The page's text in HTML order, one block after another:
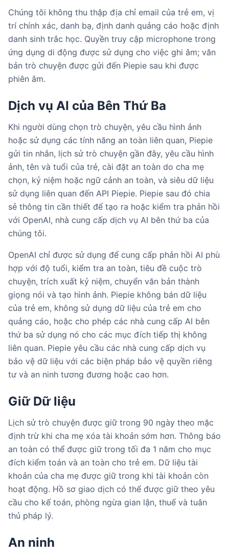
Chúng tôi không thu thập địa chỉ email của trẻ em, vị
trí chính xác, danh bạ, định danh quảng cáo hoặc định
danh sinh trắc học. Quyền truy cập microphone trong
ứng dụng di động được sử dụng cho việc ghi âm; văn
bản trò chuyện được gửi đến Piepie sau khi được
phiên âm.
Dịch vụ AI của Bên Thứ Ba
Khi người dùng chọn trò chuyện, yêu cầu hình ảnh
hoặc sử dụng các tính năng an toàn liên quan, Piepie
gửi tin nhắn, lịch sử trò chuyện gần đây, yêu cầu hình
ảnh, tên và tuổi của trẻ, cài đặt an toàn do cha mẹ
chọn, kỷ niệm hoặc ngữ cảnh an toàn, và siêu dữ liệu
sử dụng liên quan đến API Piepie. Piepie sau đó chia
sẻ thông tin cần thiết để tạo ra hoặc kiểm tra phản hồi
với OpenAI, nhà cung cấp dịch vụ AI bên thứ ba của
chúng tôi.
OpenAI chỉ được sử dụng để cung cấp phản hồi AI phù
hợp với độ tuổi, kiểm tra an toàn, tiêu đề cuộc trò
chuyện, trích xuất kỷ niệm, chuyển văn bản thành
giọng nói và tạo hình ảnh. Piepie không bán dữ liệu
của trẻ em, không sử dụng dữ liệu của trẻ em cho
quảng cáo, hoặc cho phép các nhà cung cấp AI bên
thứ ba sử dụng nó cho các mục đích tiếp thị không
liên quan. Piepie yêu cầu các nhà cung cấp dịch vụ
bảo vệ dữ liệu với các biện pháp bảo vệ quyền riêng
tư và an ninh tương đương hoặc cao hơn.
Giữ Dữ liệu
Lịch sử trò chuyện được giữ trong 90 ngày theo mặc
định trừ khi cha mẹ xóa tài khoản sớm hơn. Thông báo
an toàn có thể được giữ trong tối đa 1 năm cho mục
đích kiểm toán và an toàn cho trẻ em. Dữ liệu tài
khoản của cha mẹ được giữ trong khi tài khoản còn
hoạt động. Hồ sơ giao dịch có thể được giữ theo yêu
cầu cho kế toán, phòng ngừa gian lận, thuế và tuân
thủ pháp lý.
An ninh